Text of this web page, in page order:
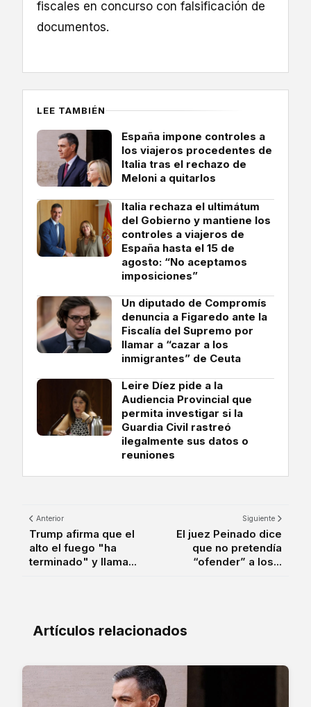
fiscales en concurso con falsificación de
documentos.
LEE TAMBIÉN
España impone controles a
los viajeros procedentes de
Italia tras el rechazo de
Meloni a quitarlos
Italia rechaza el ultimátum
del Gobierno y mantiene los
controles a viajeros de
España hasta el 15 de
agosto: “No aceptamos
imposiciones”
Un diputado de Compromís
denuncia a Figaredo ante la
Fiscalía del Supremo por
llamar a “cazar a los
inmigrantes” de Ceuta
Leire Díez pide a la
Audiencia Provincial que
permita investigar si la
Guardia Civil rastreó
ilegalmente sus datos o
reuniones
Anterior
Trump afirma que el
alto el fuego "ha
terminado" y llama...
Siguiente
El juez Peinado dice
que no pretendía
“ofender” a los...
Artículos relacionados